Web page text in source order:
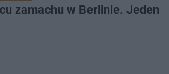
zamachu w Berlinie. Jeden